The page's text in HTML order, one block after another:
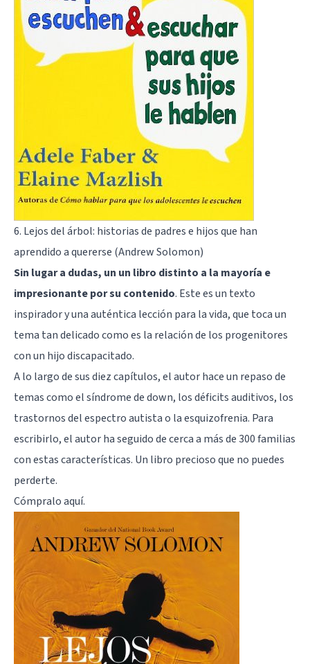
6. Lejos del árbol: historias de padres e hijos que han
aprendido a quererse (Andrew Solomon)
Sin lugar a dudas, un un libro distinto a la mayoría e
impresionante por su contenido. Este es un texto
inspirador y una auténtica lección para la vida, que toca un
tema tan delicado como es la relación de los progenitores
con un hijo discapacitado.
A lo largo de sus diez capítulos, el autor hace un repaso de
temas como el síndrome de down, los déficits auditivos, los
trastornos del espectro autista o la esquizofrenia. Para
escribirlo, el autor ha seguido de cerca a más de 300 familias
con estas características. Un libro precioso que no puedes
perderte.
Cómpraloaquí.